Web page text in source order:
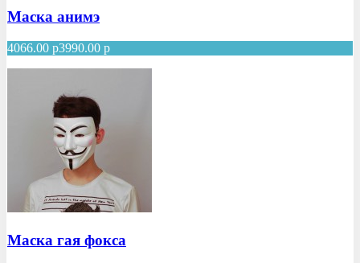
Маска анимэ
4066.00 р3990.00 р
Маска гая фокса